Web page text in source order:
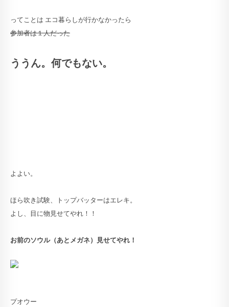
ってことは エコ暮らしが行かなかったら
参加者は１人だった
ううん。何でもない。
よよい。
ほら吹き試験、トップバッターはエレキ。
よし、目に物見せてやれ！！
お前のソウル（あとメガネ）見せてやれ！
プオウー